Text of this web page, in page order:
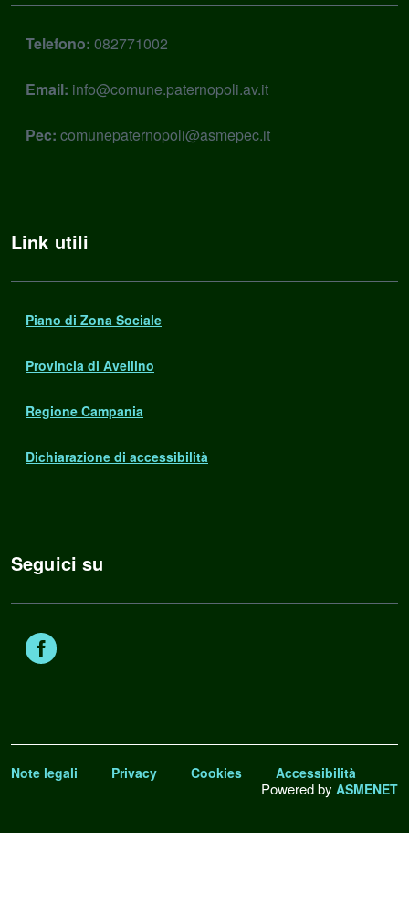
Telefono: 082771002
Email: info@comune.paternopoli.av.it
Pec: comunepaternopoli@asmepec.it
Link utili
Piano di Zona Sociale
Provincia di Avellino
Regione Campania
Dichiarazione di accessibilità
Seguici su
Note legali Privacy Cookies Accessibilità
Powered by ASMENET